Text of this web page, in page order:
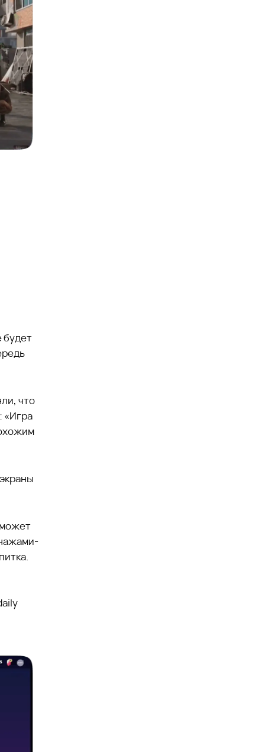
будет
что
«Игра
может